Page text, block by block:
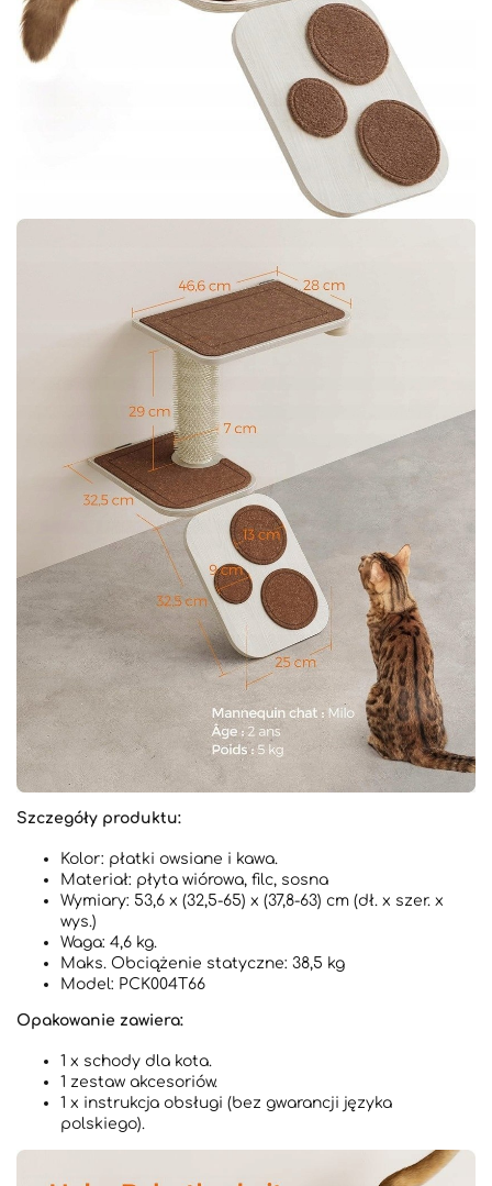
Szczegóły produktu:
Kolor: płatki owsiane i kawa.
Materiał: płyta wiórowa, filc, sosna
Wymiary: 53,6 x (32,5-65) x (37,8-63) cm (dł. x szer. x
wys.)
Waga: 4,6 kg.
Maks. Obciążenie statyczne: 38,5 kg
Model: PCK004T66
Opakowanie zawiera:
1 x schody dla kota.
1 zestaw akcesoriów.
1 x instrukcja obsługi (bez gwarancji języka
polskiego).